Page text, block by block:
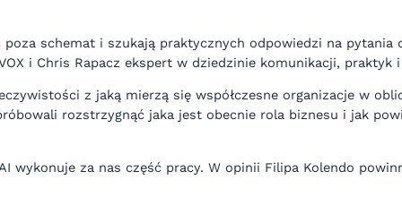
schemat i szukają praktycznych odpowiedzi na pytania
i Chris Rapacz ekspert w dziedzinie komunikacji, praktyk
z jaką mierzą się współczesne organizacje w
rozstrzygnąć jaka jest obecnie rola biznesu i jak
wykonuje za nas część pracy. W opinii Filipa Kolendo